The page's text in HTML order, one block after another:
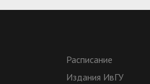
Расписание
Издания ИвГУ